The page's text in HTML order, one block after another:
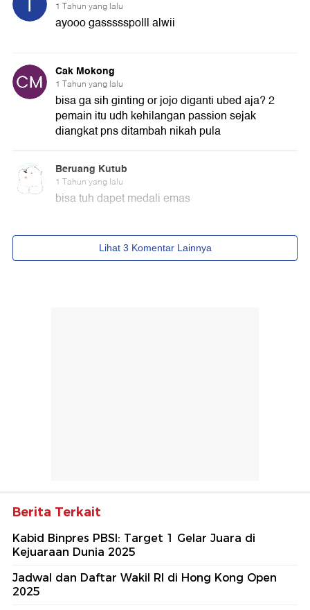
Berita Terkait
Kabid Binpres PBSI: Target 1 Gelar Juara di
Kejuaraan Dunia 2025
Jadwal dan Daftar Wakil RI di Hong Kong Open
2025